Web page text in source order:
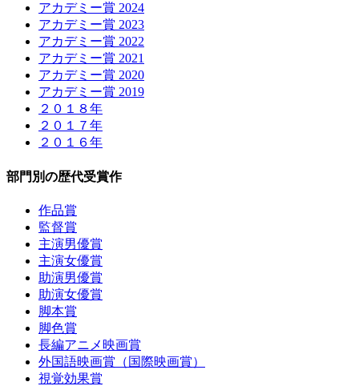
アカデミー賞 2024
アカデミー賞 2023
アカデミー賞 2022
アカデミー賞 2021
アカデミー賞 2020
アカデミー賞 2019
２０１８年
２０１７年
２０１６年
部門別の歴代受賞作
作品賞
監督賞
主演男優賞
主演女優賞
助演男優賞
助演女優賞
脚本賞
脚色賞
長編アニメ映画賞
外国語映画賞（国際映画賞）
視覚効果賞